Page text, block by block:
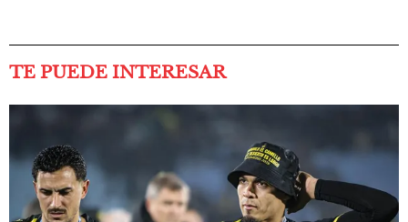
TE PUEDE INTERESAR